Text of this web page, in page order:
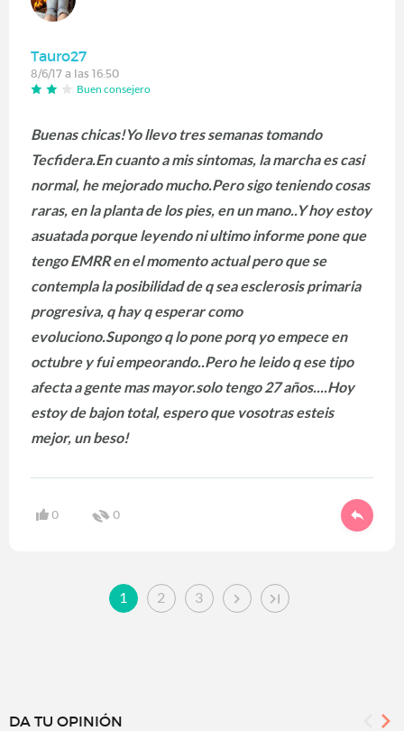
Tauro27
8/6/17 a las 16:50
Buen consejero
Buenas chicas!Yo llevo tres semanas tomando
Tecfidera.En cuanto a mis sintomas, la marcha es casi
normal, he mejorado mucho.Pero sigo teniendo cosas
raras, en la planta de los pies, en un mano..Y hoy estoy
asuatada porque leyendo ni ultimo informe pone que
tengo EMRR en el momento actual pero que se
contempla la posibilidad de q sea esclerosis primaria
progresiva, q hay q esperar como
evoluciono.Supongo q lo pone porq yo empece en
octubre y fui empeorando..Pero he leido q ese tipo
afecta a gente mas mayor.solo tengo 27 años....Hoy
estoy de bajon total, espero que vosotras esteis
mejor, un beso!
0 0
1 2 3
DA TU OPINIÓN